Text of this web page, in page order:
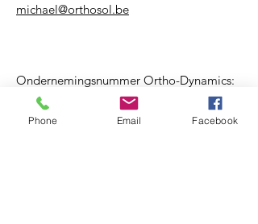
michael@orthosol.be
Ondernemingsnummer Ortho-Dynamics:
0759 938 382
Phone Email Facebook